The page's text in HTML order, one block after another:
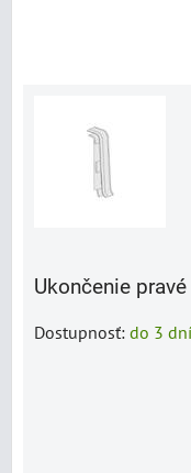
Ukončenie
Dostupnosť: do 3 dní